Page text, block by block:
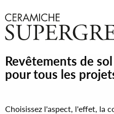
Revêtements de
pour tous les
Choisissez l'aspect, l'effet, la